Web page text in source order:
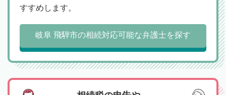
すすめします。
岐阜 飛騨市の相続対応可能な弁護士を探す